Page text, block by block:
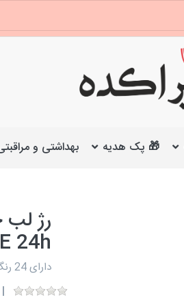
🎁 پک هدیه بهداشتی و
24h
دارای 24 رنگ زیبا و جذاب با پیگمنت و ماندگاری بالا